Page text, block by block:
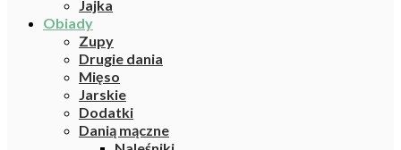
Jajka
Obiady
Zupy
Drugie dania
Mięso
Jarskie
Dodatki
Danią mączne